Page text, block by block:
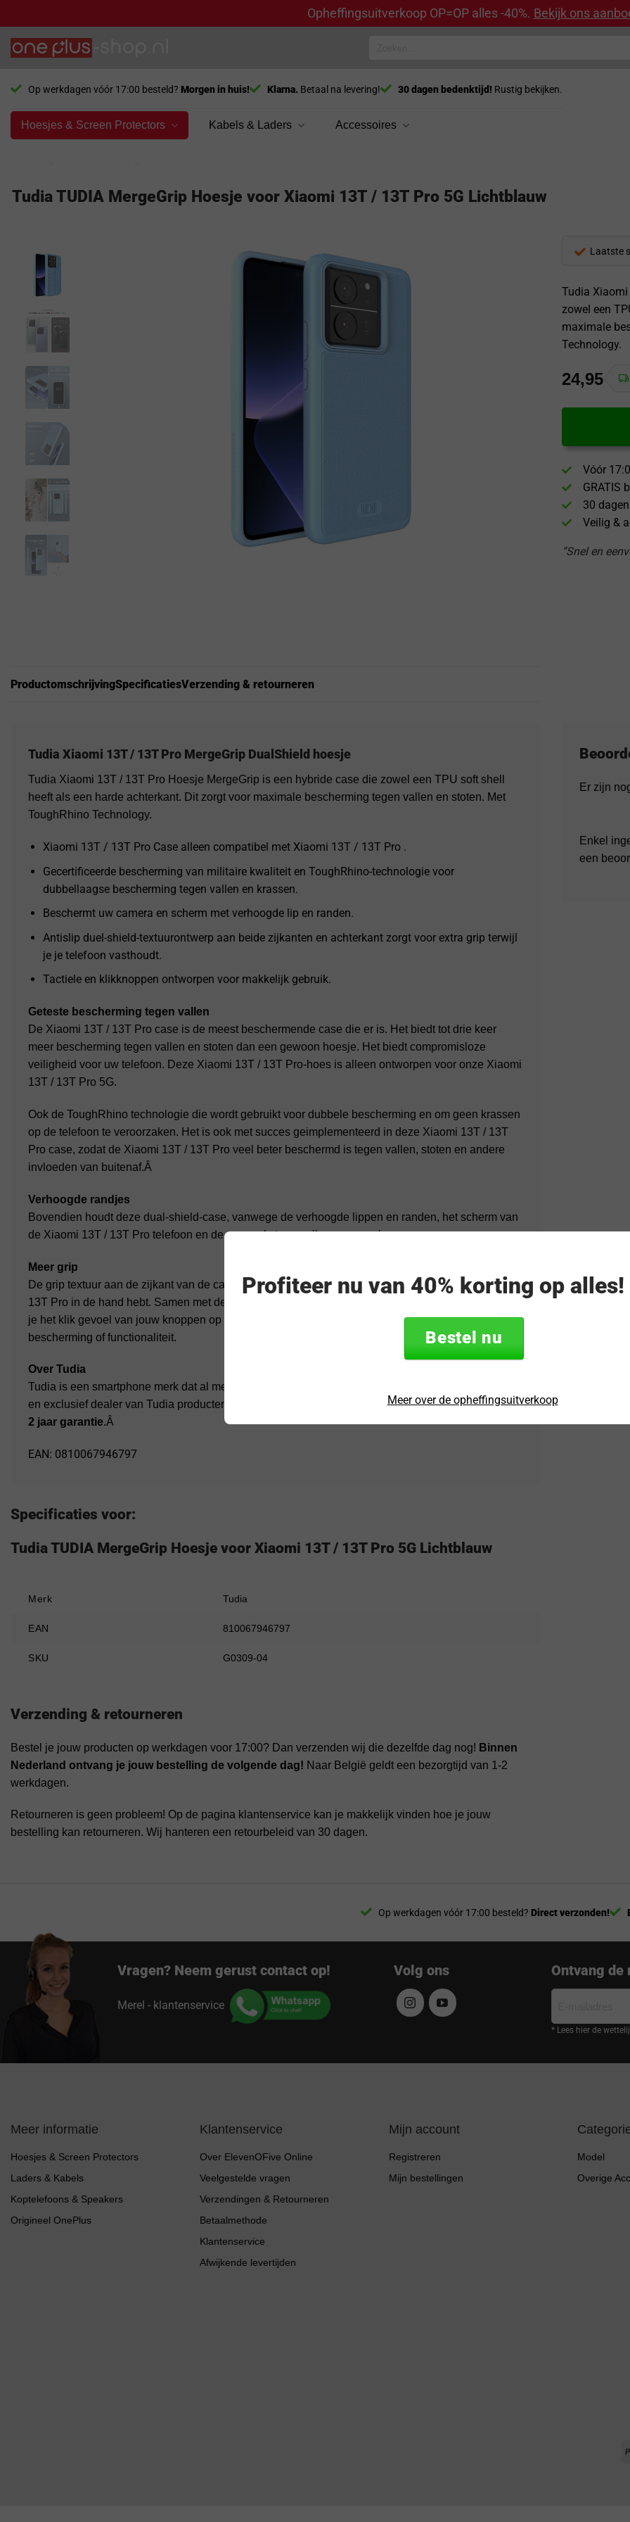
Opheffingsuitverkoop OP=OP alles -40%. Bekijk ons
Ga
naar
Op werkdagen vóór 17:00 besteld? Morgen in huis! Klarna. Betaal na levering! 30 dagen bedenktijd! Rustig bekijken.
Hoesjes & Screen Protectors Kabels & Laders Accessoires
Tudia TUDIA MergeGrip Hoesje voor Xiaomi 13T / 13T Pro 5G Lichtblauw
Laatste
Tudia Xiaomi
zowel een
maximale
Technology.
24,95
Vóór
GRATIS
30
Veilig &
“Snel en
ProductomschrijvingSpecificatiesVerzending & retourneren
Tudia Xiaomi 13T / 13T Pro MergeGrip DualShield hoesje
Tudia Xiaomi 13T / 13T Pro Hoesje MergeGrip is een hybride case die zowel een TPU soft shell
heeft als een harde achterkant. Dit zorgt voor maximale bescherming tegen vallen en stoten. Met
ToughRhino Technology.
Xiaomi 13T / 13T Pro Case alleen compatibel met Xiaomi 13T / 13T Pro .
Gecertificeerde bescherming van militaire kwaliteit en ToughRhino-technologie voor
dubbellaagse bescherming tegen vallen en krassen.
Beschermt uw camera en scherm met verhoogde lip en randen.
Antislip duel-shield-textuurontwerp aan beide zijkanten en achterkant zorgt voor extra grip terwijl
je je telefoon vasthoudt.
Tactiele en klikknoppen ontworpen voor makkelijk gebruik.
Geteste bescherming tegen vallen
De Xiaomi 13T / 13T Pro case is de meest beschermende case die er is. Het biedt tot drie keer
meer bescherming tegen vallen en stoten dan een gewoon hoesje. Het biedt compromisloze
veiligheid voor uw telefoon. Deze Xiaomi 13T / 13T Pro-hoes is alleen ontworpen voor onze Xiaomi
13T / 13T Pro 5G.
Ook de ToughRhino technologie die wordt gebruikt voor dubbele bescherming en om geen krassen
op de telefoon te veroorzaken. Het is ook met succes geimplementeerd in deze Xiaomi 13T / 13T
Pro case, zodat de Xiaomi 13T / 13T Pro veel beter beschermd is tegen vallen, stoten en andere
invloeden van buitenaf.Â
Verhoogde randjes
Bovendien houdt deze dual-shield-case, vanwege de verhoogde lippen en randen, het scherm van
de Xiaomi 13T / 13T Pro telefoon en de camera’s tegen elke vorm van krassen.
Meer grip
De grip textuur aan de zijkant van de case geeft meer vertrouwen wanneer je jouw Xiaomi 13T /
13T Pro in de hand hebt. Samen met de precisie waarmee deze Tudia hoes wordt gemaakt behoudt
je het klik gevoel van jouw knoppen op de Xiaomi 13T / 13T Pro zonder in te leveren op
bescherming of functionaliteit.
Over Tudia
Tudia is een smartphone merk dat al meer dan 10 jaar op de markt is. OnePlus-shop.nl is officieel
en exclusief dealer van Tudia producten binnen Nederland. Je krijgt op deze accessoires van Tudia
2 jaar garantie.Â
EAN: 0810067946797
Specificaties voor:
Tudia TUDIA MergeGrip Hoesje voor Xiaomi 13T / 13T Pro 5G Lichtblauw
Merk Tudia
EAN 810067946797
SKU G0309-04
Verzending & retourneren
Bestel je jouw producten op werkdagen voor 17:00? Dan verzenden wij die dezelfde dag nog! Binnen
Nederland ontvang je jouw bestelling de volgende dag! Naar België geldt een bezorgtijd van 1-2
werkdagen.
Retourneren is geen probleem! Op de pagina klantenservice kan je makkelijk vinden hoe je jouw
bestelling kan retourneren. Wij hanteren een retourbeleid van 30 dagen.
Er zijn
Enkel
een
Op werkdagen vóór 17:00 besteld? Direct verzonden!
Vragen? Neem gerust contact op!
Merel - klantenservice
Volg ons Ontvang
* Lees hier de
Meer informatie
Hoesjes & Screen Protectors
Laders & Kabels
Koptelefoons & Speakers
Origineel OnePlus
Klantenservice
Over ElevenOFive Online
Veelgestelde vragen
Verzendingen & Retourneren
Betaalmethode
Klantenservice
Afwijkende levertijden
Mijn account
Registreren
Mijn bestellingen
Model
Overige
Profiteer nu van 40% korting op alles!
Bestel nu
Meer over de opheffingsuitverkoop